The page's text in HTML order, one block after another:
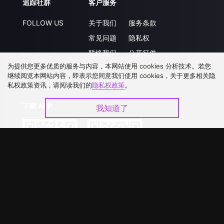
追踪社群
FOLLOW US
客户服务
关于我们
常见问题
联络我们
升级VIP
服务条款
隐私权
公开征件
合作洽談
为提供您更多优质的服务与内容，本网站使用 cookies 分析技术。若您
继续阅览本网站内容，即表示您同意我们使用 cookies，关于更多相关隐
私权政策资讯，请阅读我们的隐私权政策。
我知道了